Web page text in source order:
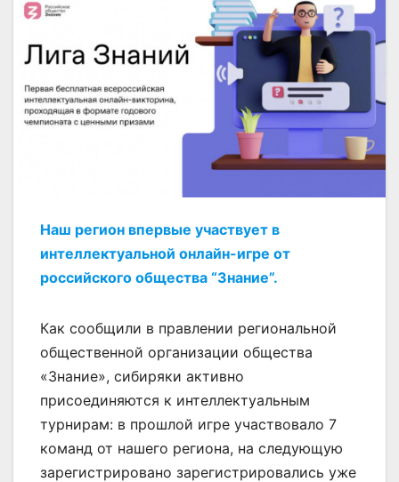
Наш регион впервые участвует в
интеллектуальной онлайн-игре от
российского общества “Знание”.
Как сообщили в правлении региональной
общественной организации общества
«Знание», сибиряки активно
присоединяются к интеллектуальным
турнирам: в прошлой игре участвовало 7
команд от нашего региона, на следующую
зарегистрировано зарегистрировались уже